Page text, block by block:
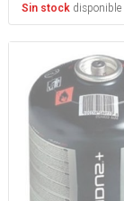
Sin stock disponible